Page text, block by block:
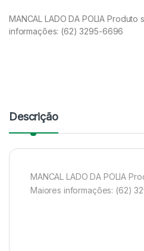
MANCAL LADO DA POLIA
informações: (62) 3295-6696
Descrição
MANCAL LADO DA POLIA
Maiores informações: (62)